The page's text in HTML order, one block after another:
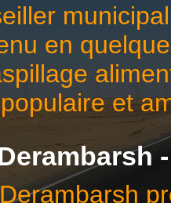
en
et